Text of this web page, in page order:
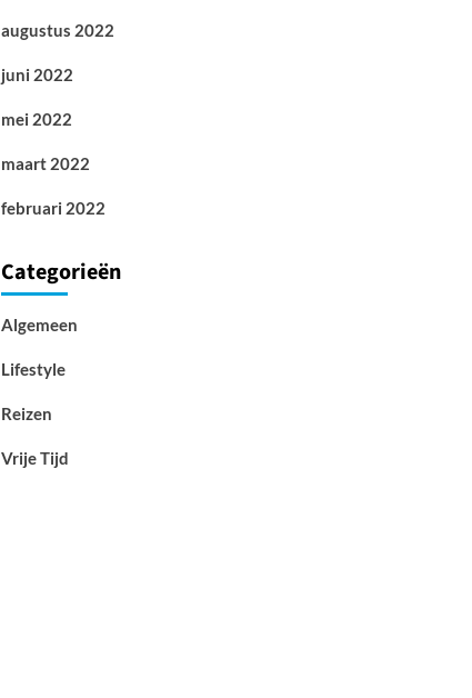
augustus 2022
juni 2022
mei 2022
maart 2022
februari 2022
Categorieën
Algemeen
Lifestyle
Reizen
Vrije Tijd